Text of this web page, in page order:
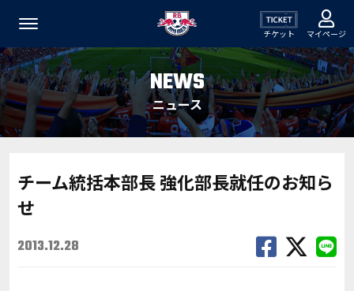
チケット マイページ
NEWS
ニュース
チーム統括本部長 強化部長就任のお知ら
せ
2013.12.28